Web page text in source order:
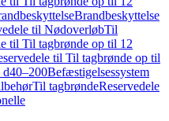
Brandbeskyttelse
til NødoverløbTil
til Til tagbrønde op til 12
til Til tagbrønde op til
d40–200Befæstigelsessystem
Til tagbrøndeReservedele